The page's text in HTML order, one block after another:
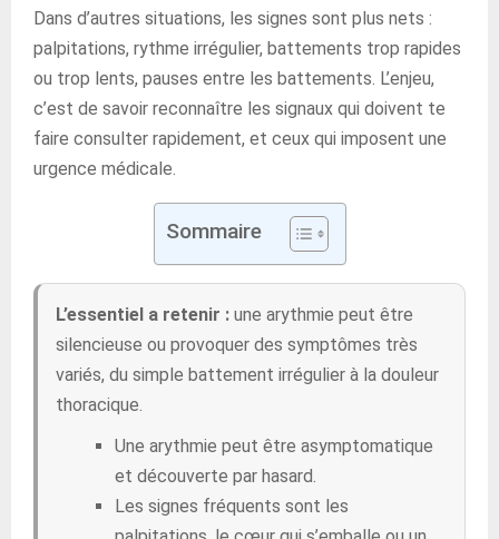
Dans d’autres situations, les signes sont plus nets :
palpitations, rythme irrégulier, battements trop rapides
ou trop lents, pauses entre les battements. L’enjeu,
c’est de savoir reconnaître les signaux qui doivent te
faire consulter rapidement, et ceux qui imposent une
urgence médicale.
Sommaire
L’essentiel a retenir : une arythmie peut être
silencieuse ou provoquer des symptômes très
variés, du simple battement irrégulier à la douleur
thoracique.
Une arythmie peut être asymptomatique
et découverte par hasard.
Les signes fréquents sont les